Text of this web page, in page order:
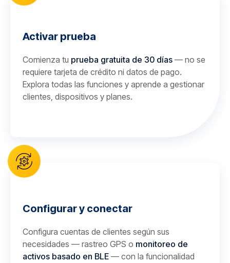
Activar prueba
Comienza tu prueba gratuita de 30 días — no se
requiere tarjeta de crédito ni datos de pago.
Explora todas las funciones y aprende a gestionar
clientes, dispositivos y planes.
Configurar y conectar
Configura cuentas de clientes según sus
necesidades — rastreo GPS o monitoreo de
activos basado en BLE — con la funcionalidad